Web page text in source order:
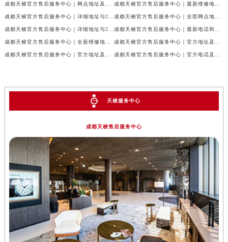
天梭服务中心
成都天梭售后服务中心